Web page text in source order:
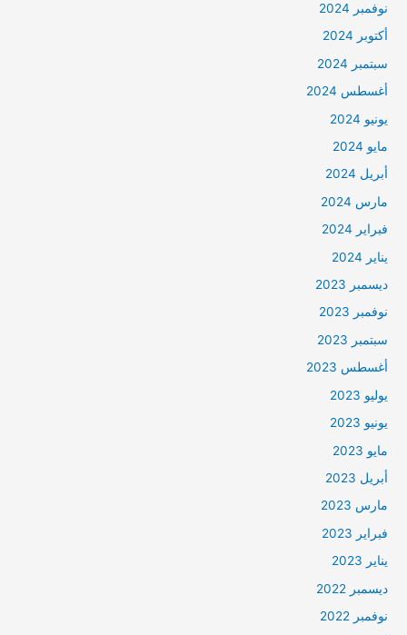
نوفمبر 2024
أكتوبر 2024
سبتمبر 2024
أغسطس 2024
يونيو 2024
مايو 2024
أبريل 2024
مارس 2024
فبراير 2024
يناير 2024
ديسمبر 2023
نوفمبر 2023
سبتمبر 2023
أغسطس 2023
يوليو 2023
يونيو 2023
مايو 2023
أبريل 2023
مارس 2023
فبراير 2023
يناير 2023
ديسمبر 2022
نوفمبر 2022